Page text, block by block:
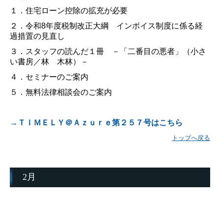
１．住宅ローン控除の拡充が必要
２．令和8年度税制改正大綱 インボイス制度に係る経
過措置の見直し
３．スタッフの読んだ１冊 －「二番目の悪者」（小さ
い書房／林 木林）－
４．セミナーのご案内
５．無料法律相談会のご案内
→ＴＩＭＥＬＹ＠Ａｚｕｒｅ第２５７号はこちら
トップへ戻る
2月